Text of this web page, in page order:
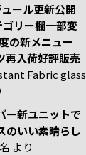
ール更新公開
リー欄一部変
の新メニュー
再入荷好評販売
Fabric glass
ー新ユニットで
のいい素晴らし
より